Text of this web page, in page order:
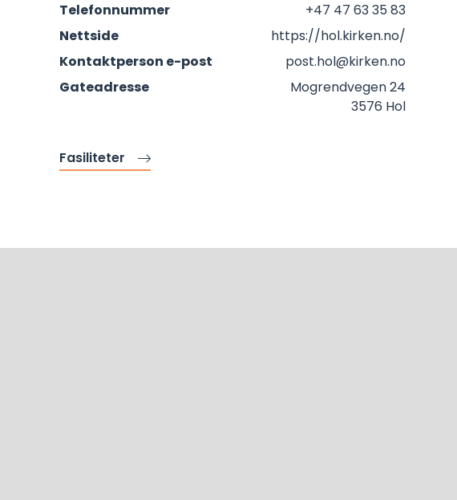
Telefonnummer
+47 47 63 35 83
Nettside
https://hol.kirken.no/
Kontaktperson e-post
post.hol@kirken.no
Gateadresse
Mogrendvegen 24
3576 Hol
Fasiliteter